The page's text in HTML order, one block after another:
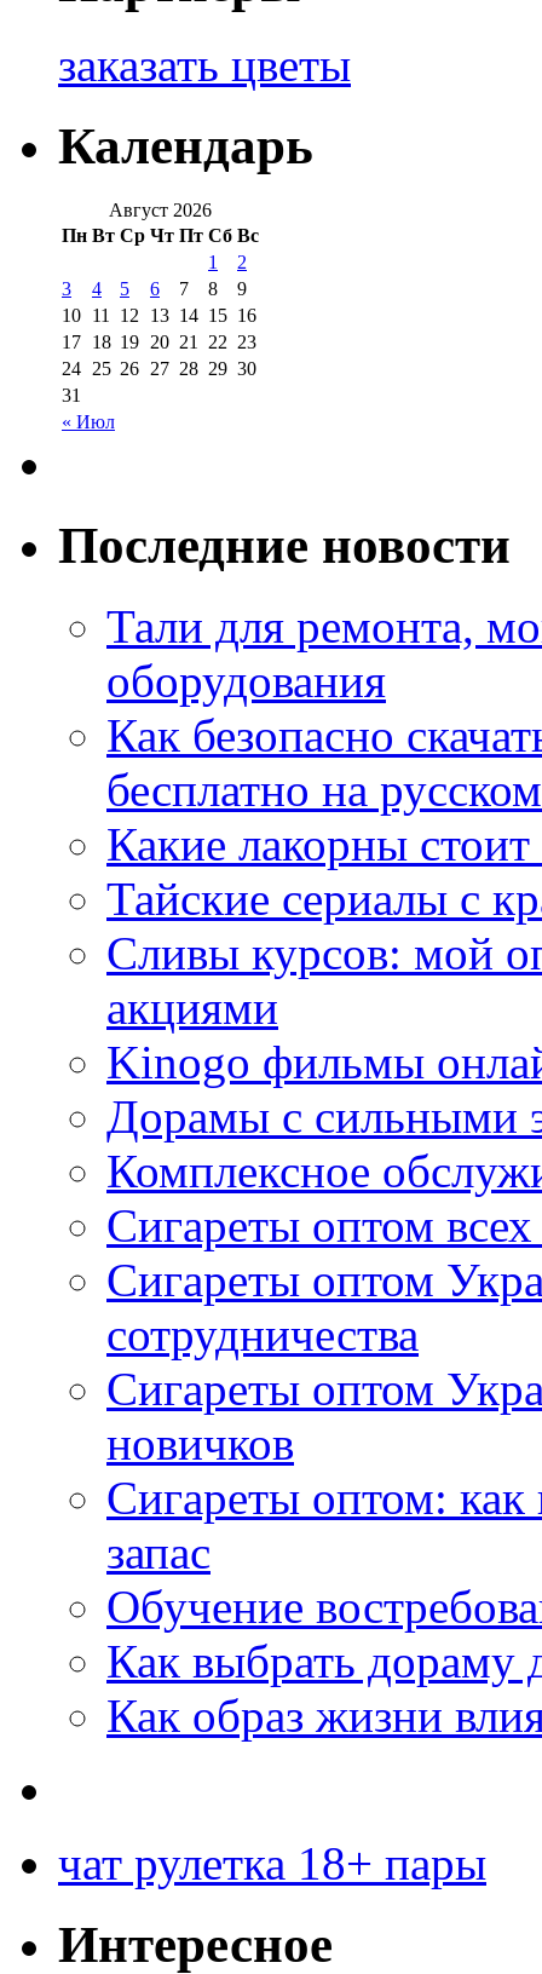
заказать цветы
Календарь
Август 2026
Пн Вт Ср Чт Пт Сб Вс
« Июл
1
2
3
4 5 6 7 8
9
10 11 12 13 14 15 16
17 18 19 20 21 22 23
24 25 26 27 28 29 30
31
Последние новости
Тали для ремонта,
оборудования
Как безопасно
бесплатно на
Какие лакорны
Тайские сериалы с
Сливы курсов: мой
акциями
Kinogo фильмы
Дорамы с сильными
Комплексное
Сигареты оптом
Сигареты оптом
сотрудничества
Сигареты оптом
новичков
Сигареты оптом:
запас
Обучение
Как выбрать дораму
Как образ жизни
чат рулетка 18+ пары
Интересное